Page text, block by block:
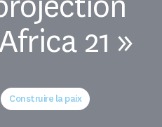
21 »
Construire la paix